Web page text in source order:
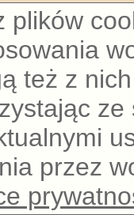
plików
też z
przez